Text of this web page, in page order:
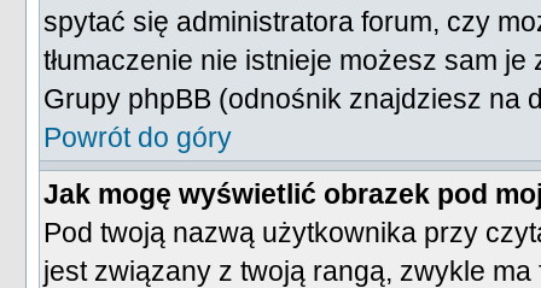
spytać się administratora forum, czy
tłumaczenie nie istnieje możesz sam
Grupy phpBB (odnośnik znajdziesz na
Powrót do góry
Jak mogę wyświetlić obrazek pod
Pod twoją nazwą użytkownika przy
jest związany z twoją rangą, zwykle